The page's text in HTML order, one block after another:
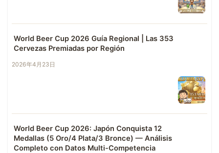
World Beer Cup 2026 Guía Regional | Las 353
Cervezas Premiadas por Región
2026年4月23日
World Beer Cup 2026: Japón Conquista 12
Medallas (5 Oro/4 Plata/3 Bronce) — Análisis
Completo con Datos Multi-Competencia